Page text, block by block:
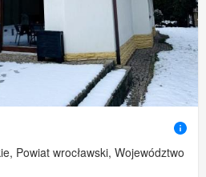
Powiat wrocławski, Województwo